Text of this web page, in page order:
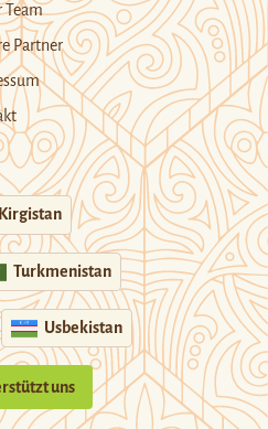
Team
Partner
Kirgistan
Turkmenistan
Usbekistan
uns